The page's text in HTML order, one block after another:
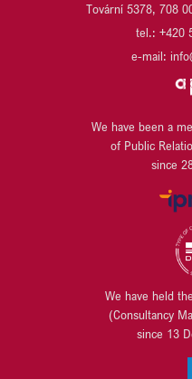
UBM DEVELOPMENT
VARYÁDA KARLOVY
ZEITGEIST ASSET
JRD/JRD GROUP
KB PENZIJNÍ
LIEGL & DACHSER
LINDE MATERIAL
MANSITO DEVELOPMENT
MILLENIUM
MODRÁ PYRAMIDA
MORAVSKOSLEZSKÝ
Tovární 5378, 708
tel.: +420
e-mail:
We have been a
of Public
since
We have held
(Consultancy
since 13